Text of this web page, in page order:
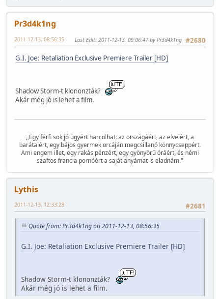
Pr3d4k1ng
#2680
2011-12-13, 08:56:35 Last Edit: 2011-12-13, 09:06:47 by Pr3d4k1ng
G.I. Joe: Retaliation Exclusive Premiere Trailer [HD]
Shadow Storm-t klononzták?
Akár még jó is lehet a film.
,,Egy férfi sok jó ügyért harcolhat: az országáért, az elveiért, a
barátaiért, egy bájos gyermek orcáján megcsillanó könnycseppért.
Ami engem illet, egy rakás pénzért, egy gyönyörű óráért, és némi
szaftos francia pornóért a saját anyámat is eladnám."
Lythis
#2681
2011-12-13, 12:33:28
Quote from: Pr3d4k1ng on 2011-12-13, 08:56:35
G.I. Joe: Retaliation Exclusive Premiere Trailer [HD]
Shadow Storm-t klononzták?
Akár még jó is lehet a film.